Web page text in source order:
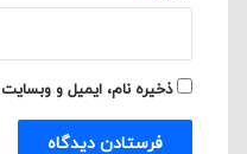
ذخیره نام، ایمیل و